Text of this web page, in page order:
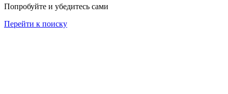
Попробуйте и убедитесь сами
Перейти к поиску